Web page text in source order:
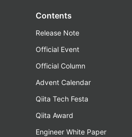
Contents
Release Note
Official Event
Official Column
Advent Calendar
Qiita Tech Festa
Qiita Award
Engineer White Paper